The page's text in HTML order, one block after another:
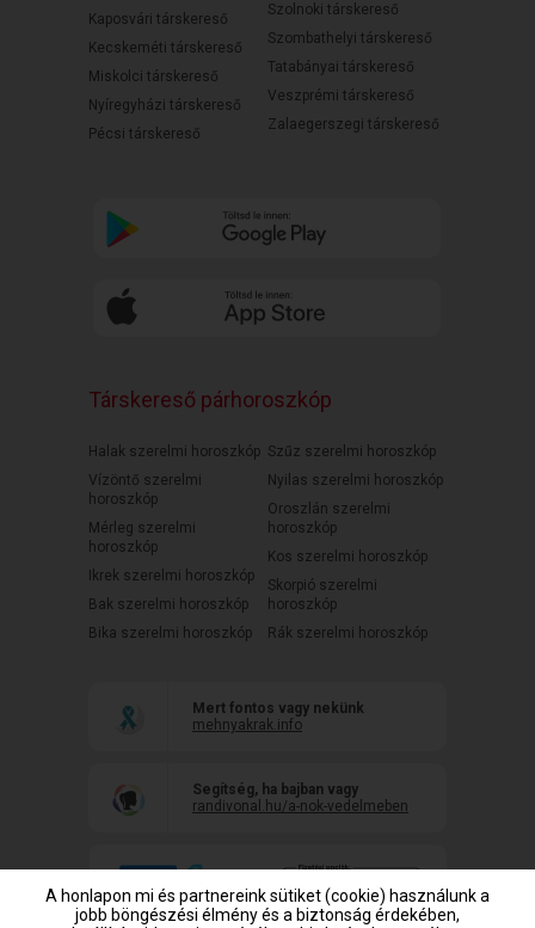
Kaposvári társkereső
Kecskeméti társkereső
Miskolci társkereső
Nyíregyházi társkereső
Pécsi társkereső
Szolnoki társkereső
Szombathelyi társkereső
Tatabányai társkereső
Veszprémi társkereső
Zalaegerszegi társkereső
Társkereső párhoroszkóp
Halak szerelmi horoszkóp
Vízöntő szerelmi
horoszkóp
Mérleg szerelmi
horoszkóp
Ikrek szerelmi horoszkóp
Bak szerelmi horoszkóp
Bika szerelmi horoszkóp
Szűz szerelmi horoszkóp
Nyilas szerelmi horoszkóp
Oroszlán szerelmi
horoszkóp
Kos szerelmi horoszkóp
Skorpió szerelmi
horoszkóp
Rák szerelmi horoszkóp
Mert fontos vagy nekünk
mehnyakrak.info
Segítség, ha bajban vagy
randivonal.hu/a-nok-vedelmeben
A honlapon mi és partnereink sütiket (cookie) használunk a
jobb böngészési élmény és a biztonság érdekében,